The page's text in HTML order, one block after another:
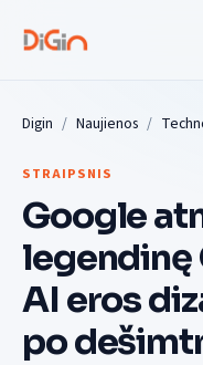
Digin Naujienos
STRAIPSNIS
Google
legendinę
AI eros
po